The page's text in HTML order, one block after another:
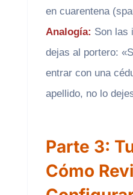
en cuarentena
Analogía: Son las
dejas al portero:
entrar con una
apellido, no lo
Parte 3:
Cómo